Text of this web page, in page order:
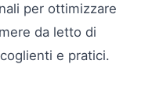
per ottimizzare
da letto di
e pratici.